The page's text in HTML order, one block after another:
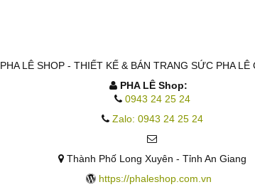
PHA LÊ SHOP - THIẾT KẾ & BÁN TRANG SỨC PHA LÊ
PHA LÊ Shop:
0943 24 25 24
Zalo: 0943 24 25 24
Thành Phố Long Xuyên - Tỉnh An Giang
https://phaleshop.com.vn